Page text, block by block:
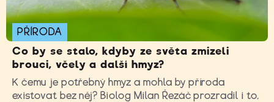
PŘÍRODA
Co by se stalo, kdyby ze světa zmizeli
brouci, včely a další hmyz?
K čemu je potřebný hmyz a mohla by příroda
existovat bez něj? Biolog Milan Řezáč prozradil i to,